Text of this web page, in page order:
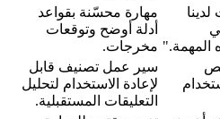
المهمة."
مهارة محسّنة بقواعد
أدلة أوضح وتوقعات
مخرجات.
سير عمل تصنيف قابل
لإعادة الاستخدام لتحليل
التعليقات المستقبلية.